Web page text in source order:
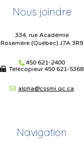
Nous joindre
334, rue Académie
Rosemère (Québec) J7A 3R9
450 621-2400
Télécopieur450 621-5368
alpha@cssmi.qc.ca
Navigation